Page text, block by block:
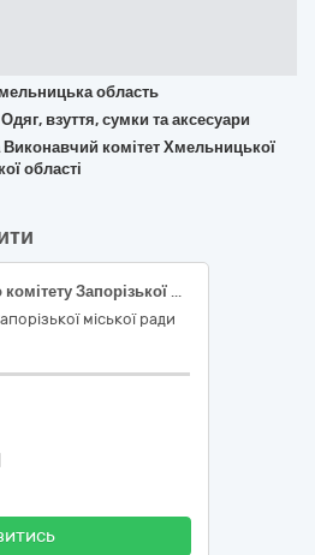
область
Одяг, взуття, сумки та аксесуари
Виконавчий комітет Хмельницької
області
Відзнака виконавчого комітету Запорізької міської ради – почесний знак «Жіноче серце»
міської ради